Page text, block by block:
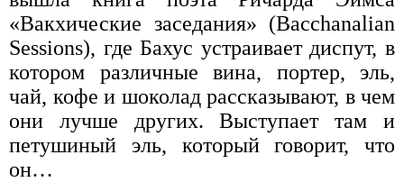
«Вакхические заседания» (Bacchanalian
Sessions), где Бахус устраивает диспут, в
котором различные вина, портер, эль,
чай, кофе и шоколад рассказывают, в чем
они лучше других. Выступает там и
петушиный эль, который говорит, что
он…